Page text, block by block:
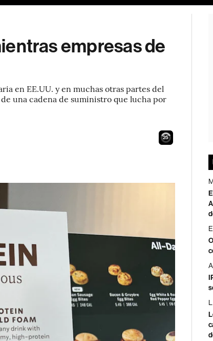
empresas de
en EE.UU. y en muchas otras partes del
una cadena de suministro que lucha por
24